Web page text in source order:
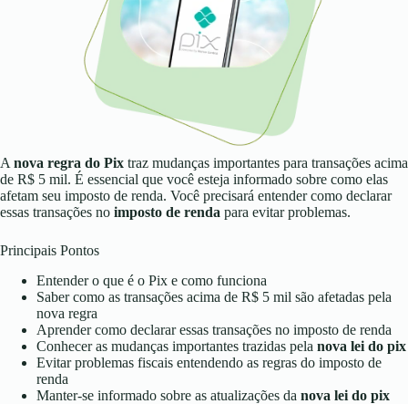
A nova regra do Pix traz mudanças importantes para transações acima
de R$ 5 mil. É essencial que você esteja informado sobre como elas
afetam seu imposto de renda. Você precisará entender como declarar
essas transações no imposto de renda para evitar problemas.
Principais Pontos
Entender o que é o Pix e como funciona
Saber como as transações acima de R$ 5 mil são afetadas pela
nova regra
Aprender como declarar essas transações no imposto de renda
Conhecer as mudanças importantes trazidas pela nova lei do pix
Evitar problemas fiscais entendendo as regras do imposto de
renda
Manter-se informado sobre as atualizações da nova lei do pix